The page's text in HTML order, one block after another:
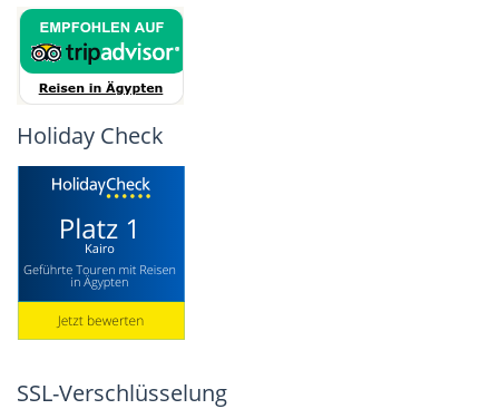
Holiday Check
SSL-Verschlüsselung